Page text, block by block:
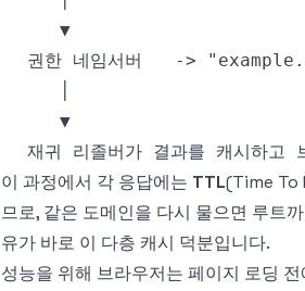
이 과정에서 각 응답에는 TTL(Time To
므로, 같은 도메인을 다시 물으면 루트
유가 바로 이 다층 캐시 덕분입니다.
성능을 위해 브라우저는 페이지 로딩